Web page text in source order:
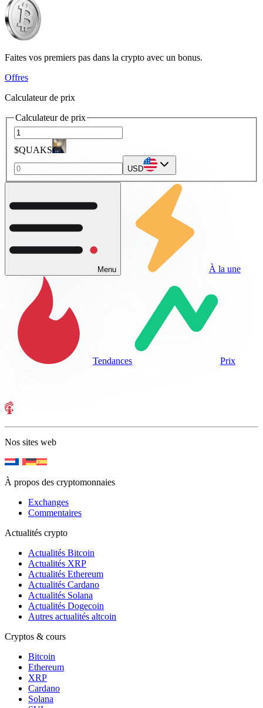
Faites vos premiers pas dans la crypto avec un bonus.
Offres
Calculateur de prix
Calculateur de prix
$QUAKS
USD
Menu À la une
Tendances Prix
Nos sites web
À propos des cryptomonnaies
Exchanges
Commentaires
Actualités crypto
Actualités Bitcoin
Actualités XRP
Actualités Ethereum
Actualités Cardano
Actualités Solana
Actualités Dogecoin
Autres actualités altcoin
Cryptos & cours
Bitcoin
Ethereum
XRP
Cardano
Solana